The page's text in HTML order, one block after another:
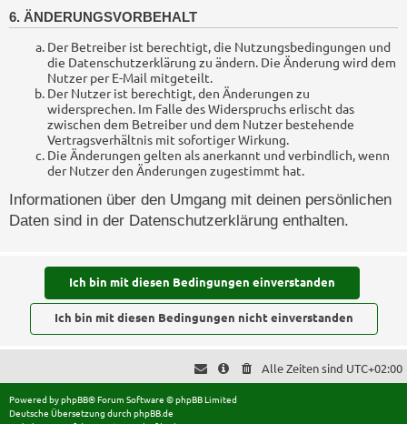
6. ÄNDERUNGSVORBEHALT
Der Betreiber ist berechtigt, die Nutzungsbedingungen und
die Datenschutzerklärung zu ändern. Die Änderung wird dem
Nutzer per E-Mail mitgeteilt.
Der Nutzer ist berechtigt, den Änderungen zu
widersprechen. Im Falle des Widerspruchs erlischt das
zwischen dem Betreiber und dem Nutzer bestehende
Vertragsverhältnis mit sofortiger Wirkung.
Die Änderungen gelten als anerkannt und verbindlich, wenn
der Nutzer den Änderungen zugestimmt hat.
Informationen über den Umgang mit deinen persönlichen
Daten sind in der Datenschutzerklärung enthalten.
Alle Zeiten sind UTC+02:00
Powered byphpBB® Forum Software © phpBB Limited
Deutsche Übersetzung durch phpBB.de